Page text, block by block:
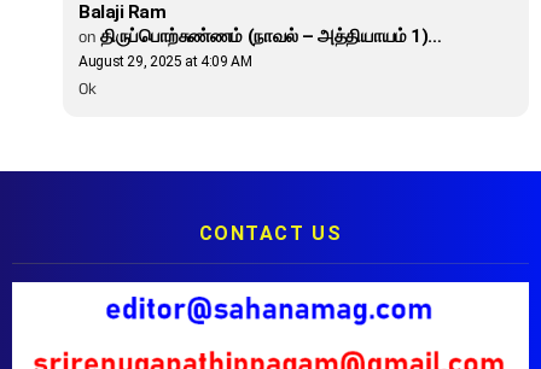
Balaji Ram
on திருப்பொற்சுண்ணம் (நாவல் – அத்தியாயம் 1)…
August 29, 2025 at 4:09 AM
Ok
CONTACT US